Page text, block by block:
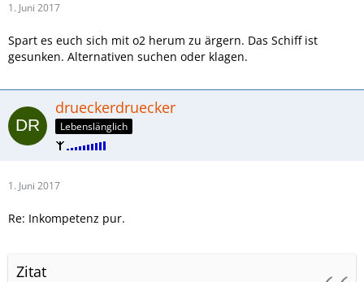
1. Juni 2017
Spart es euch sich mit o2 herum zu ärgern. Das Schiff ist
gesunken. Alternativen suchen oder klagen.
drueckerdruecker
Lebenslänglich
1. Juni 2017
Re: Inkompetenz pur.
Zitat